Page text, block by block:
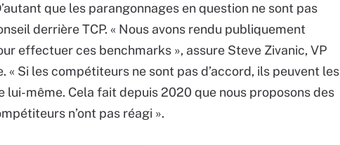
que les parangonnages en question ne sont pas
derrière TCP. « Nous avons rendu publiquement
effectuer ces benchmarks », assure Steve Zivanic, VP
« Si les compétiteurs ne sont pas d’accord, ils peuvent les
lui-même. Cela fait depuis 2020 que nous proposons des
n’ont pas réagi ».